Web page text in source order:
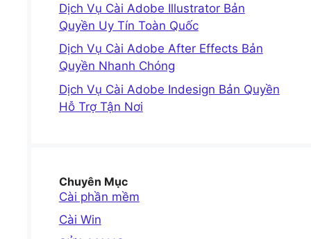
Dịch Vụ Cài Adobe Illustrator Bản
Quyền Uy Tín Toàn Quốc
Dịch Vụ Cài Adobe After Effects Bản
Quyền Nhanh Chóng
Dịch Vụ Cài Adobe Indesign Bản Quyền
Hỗ Trợ Tận Nơi
Chuyên Mục
Cài phần mềm
Cài Win